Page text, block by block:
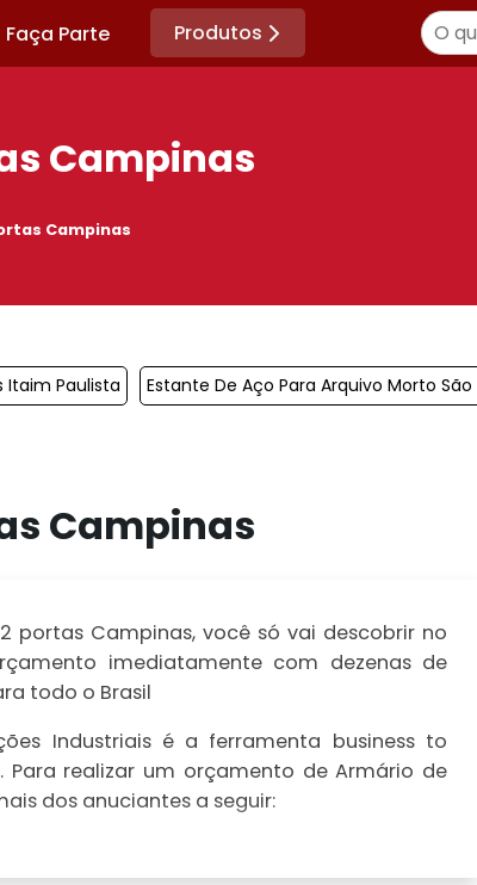
Faça Parte Produtos
Campinas
Campinas
Itaim Paulista Estante De Aço Para Arquivo Morto São
Campinas
portas Campinas, você só vai descobrir no
imediatamente com dezenas de
todo o Brasil
Industriais é a ferramenta business to
realizar um orçamento de Armário de
dos anuciantes a seguir: